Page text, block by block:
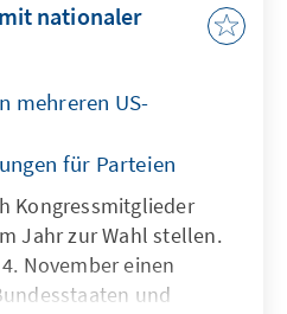
In Tallinn blieb die
russisch-
während neue und
fragmentierten.
von deutlichem
und EKRE
nationaler
mehreren US-
für Parteien
Kongressmitglieder
Jahr zur Wahl stellen.
November einen
und